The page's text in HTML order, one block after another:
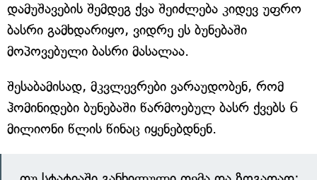
დამუშავების შემდეგ ქვა შეიძლება კიდევ უფრო
ბასრი გამხდარიყო, ვიდრე ეს ბუნებაში
მოპოვებული ბასრი მასალაა.
შესაბამისად, მკვლევრები ვარაუდობენ, რომ
ჰომინიდები ბუნებაში წარმოებულ ბასრ ქვებს 6
მილიონი წლის წინაც იყენებდნენ.